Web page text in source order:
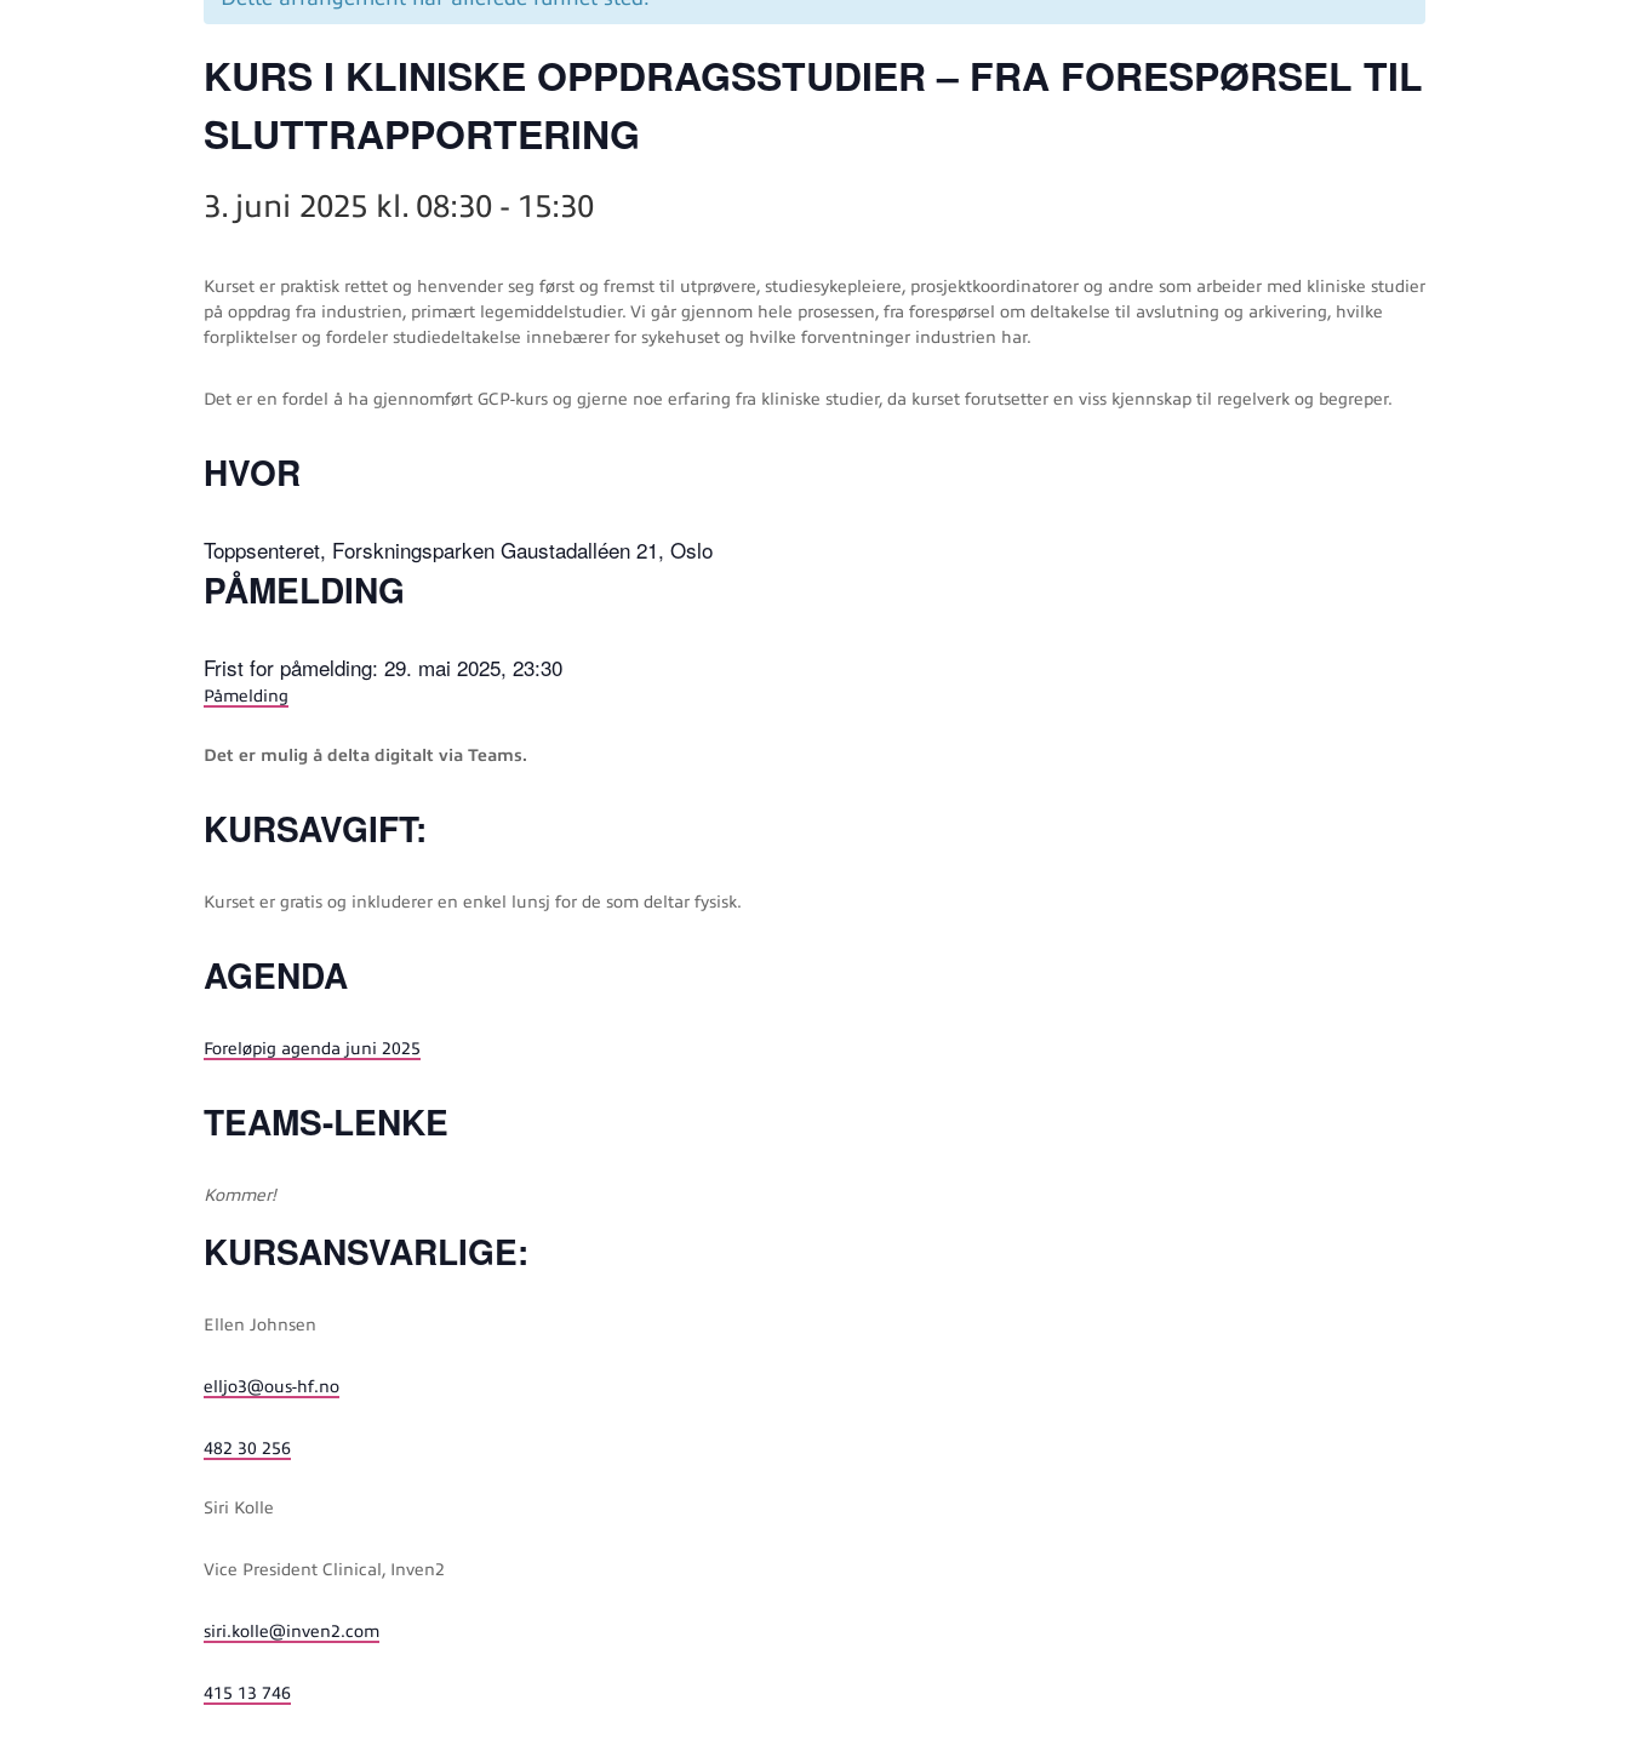
KURS I KLINISKE OPPDRAGSSTUDIER – FRA FORESPØRSEL TIL
SLUTTRAPPORTERING
3. juni 2025 kl. 08:30 - 15:30
Kurset er praktisk rettet og henvender seg først og fremst til utprøvere, studiesykepleiere, prosjektkoordinatorer og andre som arbeider med kliniske studier
på oppdrag fra industrien, primært legemiddelstudier. Vi går gjennom hele prosessen, fra forespørsel om deltakelse til avslutning og arkivering, hvilke
forpliktelser og fordeler studiedeltakelse innebærer for sykehuset og hvilke forventninger industrien har.
Det er en fordel å ha gjennomført GCP-kurs og gjerne noe erfaring fra kliniske studier, da kurset forutsetter en viss kjennskap til regelverk og begreper.
HVOR
Toppsenteret, Forskningsparken Gaustadalléen 21, Oslo
PÅMELDING
Frist for påmelding: 29. mai 2025, 23:30
Påmelding
Det er mulig å delta digitalt via Teams.
KURSAVGIFT:
Kurset er gratis og inkluderer en enkel lunsj for de som deltar fysisk.
AGENDA
Foreløpig agenda juni 2025
TEAMS-LENKE
Kommer!
KURSANSVARLIGE:
Ellen Johnsen
elljo3@ous-hf.no
482 30 256
Siri Kolle
Vice President Clinical, Inven2
siri.kolle@inven2.com
415 13 746